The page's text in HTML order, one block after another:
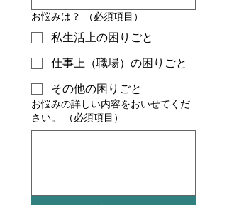
お悩みは？ （必須項目）
私生活上の困りごと
仕事上（職場）の困りごと
その他の困りごと
お悩みの詳しい内容をおいせてくだ
さい。
（必須項目）